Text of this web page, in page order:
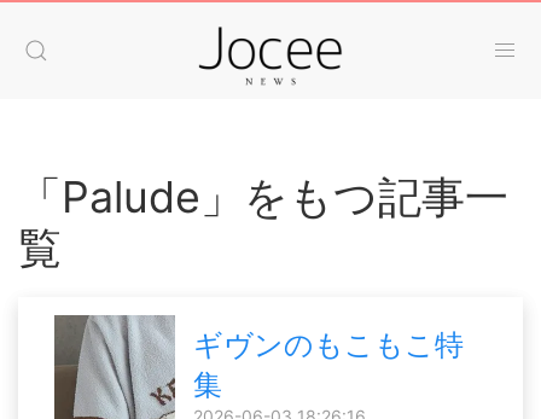
「Palude」をもつ記事一
覧
ギヴンのもこもこ特
集